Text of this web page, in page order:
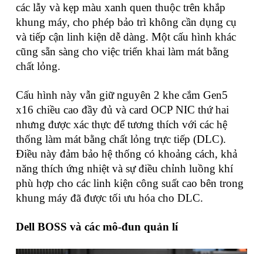
các lẫy và kẹp màu xanh quen thuộc trên khắp
khung máy, cho phép bảo trì không cần dụng cụ
và tiếp cận linh kiện dễ dàng. Một cấu hình khác
cũng sẵn sàng cho việc triển khai làm mát bằng
chất lỏng.
Cấu hình này vẫn giữ nguyên 2 khe cắm Gen5
x16 chiều cao đầy đủ và card OCP NIC thứ hai
nhưng được xác thực để tương thích với các hệ
thống làm mát bằng chất lỏng trực tiếp (DLC).
Điều này đảm bảo hệ thống có khoảng cách, khả
năng thích ứng nhiệt và sự điều chỉnh luồng khí
phù hợp cho các linh kiện công suất cao bên trong
khung máy đã được tối ưu hóa cho DLC.
Dell BOSS và các mô-đun quản lí